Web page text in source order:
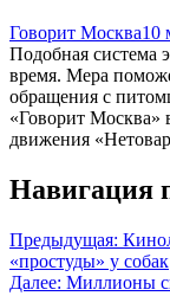
Говорит Москва10
Подобная система
время. Мера
обращения с
«Говорит Москва»
движения
Навигация
Предыдущая:
«простуды» у собак
Далее: Миллионы